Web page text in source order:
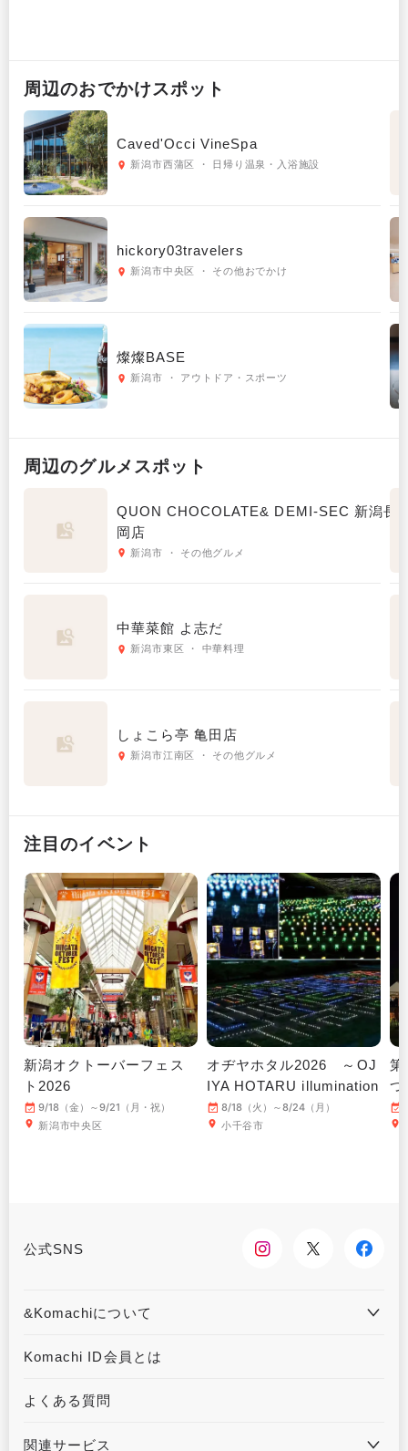
周辺のおでかけスポット
Caved'Occi VineSpa
新潟市西蒲区 ・ 日帰り温泉・入浴施設
hickory03travelers
新潟市中央区 ・ その他おでかけ
燦燦BASE
新潟市 ・ アウトドア・スポーツ
周辺のグルメ スポット
QUON CHOCOLATE& DEMI-SEC 新潟長
岡店
新潟市 ・ その他グルメ
中華菜館 よ志だ
新潟市東区 ・ 中華料理
しょこら亭 亀田店
新潟市江南区 ・ その他グルメ
注目のイベント
新潟オクトーバーフェス
ト2026
9/18（金）～9/21（月・祝）
新潟市中央区
オヂヤホタル2026 ～OJ
IYA HOTARU illumination
～ 8/18（火）～8/24（月）
小千谷市
第
つ
公式SNS
&Komachiについて
&Komachiとは
Komachi ID会員とは
よくある質問
関連サービス